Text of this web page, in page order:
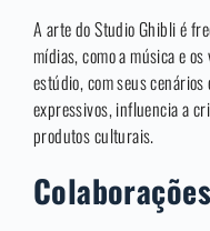
A arte do Studio Ghibli é
mídias, como a música e
estúdio, com seus
expressivos, influencia a
produtos culturais.